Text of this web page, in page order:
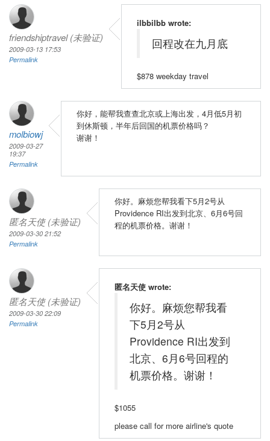
friendshiptravel (未验证)
2009-03-13 17:53
Permalink
ilbbilbb wrote:
回程改在九月底
$878 weekday travel
molbiowj
2009-03-27
19:37
Permalink
你好，能帮我查查北京或上海出发，4月低5月初
到休斯顿，半年后回国的机票价格吗？
谢谢！
匿名天使 (未验证)
2009-03-30 21:52
Permalink
你好。麻烦您帮我看下5月2号从
Providence RI出发到北京、6月6号回
程的机票价格。谢谢！
匿名天使 (未验证)
2009-03-30 22:09
Permalink
匿名天使 wrote:
你好。麻烦您帮我看
下5月2号从
Providence RI出发到
北京、6月6号回程的
机票价格。谢谢！
$1055
please call for more airline's quote